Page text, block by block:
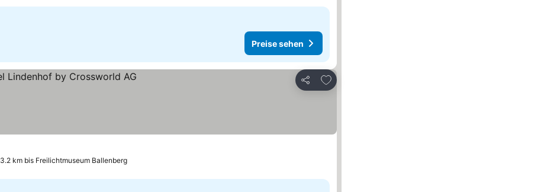
Preise sehen
Teilen
Zu Favoriten hinzufügen
3.2 km bis Freilichtmuseum Ballenberg